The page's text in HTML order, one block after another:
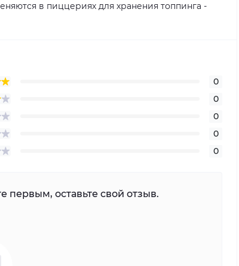
в пиццериях для хранения топпинга -
0
0
0
0
0
первым, оставьте свой отзыв.